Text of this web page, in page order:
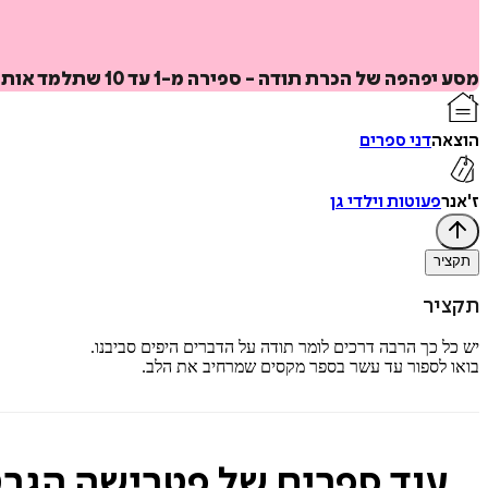
מסע יפהפה של הכרת תודה - ספירה מ-1 עד 10 שתלמד אותך להעריך את הקסם שבחיים היומיומיים.
הוצאהדני ספרים
ז'אנרפעוטות וילדי גן
תקציר
תקציר
יש כל כך הרבה דרכים לומר תודה על הדברים היפים סביבנו.
בואו לספור עד עשר בספר מקסים שמרחיב את הלב.